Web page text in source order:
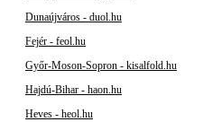
Dunaújváros - duol.hu
Fejér - feol.hu
Győr-Moson-Sopron - kisalfold.hu
Hajdú-Bihar - haon.hu
Heves - heol.hu